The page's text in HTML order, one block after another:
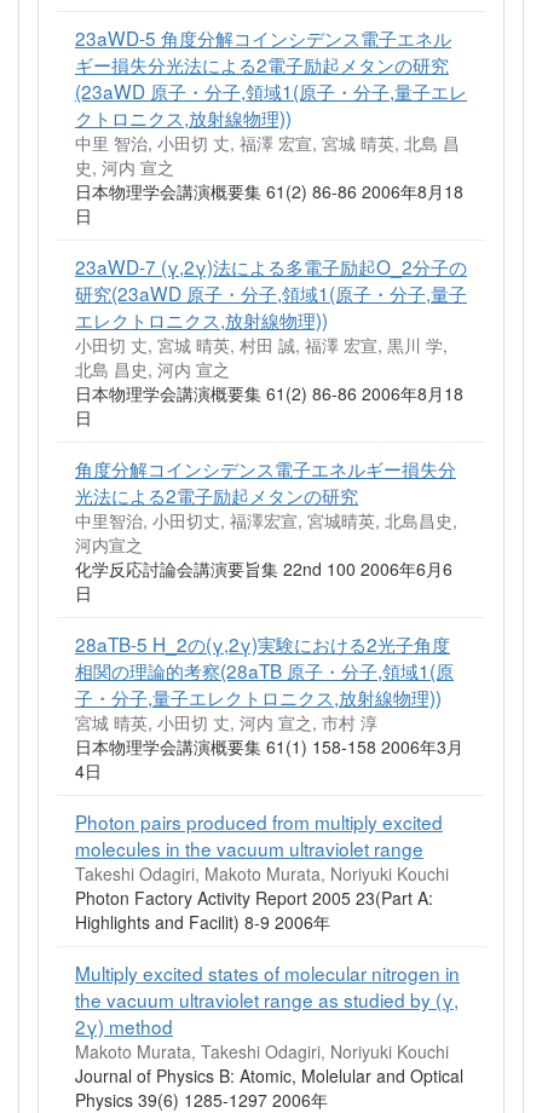
23aWD-5 角度分解コインシデンス電子エネル
ギー損失分光法による2電子励起メタンの研究
(23aWD 原子・分子,領域1(原子・分子,量子エレ
クトロニクス,放射線物理))
中里 智治, 小田切 丈, 福澤 宏宣, 宮城 晴英, 北島 昌
史, 河内 宣之
日本物理学会講演概要集 61(2) 86-86 2006年8月18
日
23aWD-7 (γ,2γ)法による多電子励起O_2分子の
研究(23aWD 原子・分子,領域1(原子・分子,量子
エレクトロニクス,放射線物理))
小田切 丈, 宮城 晴英, 村田 誠, 福澤 宏宣, 黒川 学,
北島 昌史, 河内 宣之
日本物理学会講演概要集 61(2) 86-86 2006年8月18
日
角度分解コインシデンス電子エネルギー損失分
光法による2電子励起メタンの研究
中里智治, 小田切丈, 福澤宏宣, 宮城晴英, 北島昌史,
河内宣之
化学反応討論会講演要旨集 22nd 100 2006年6月6
日
28aTB-5 H_2の(γ,2γ)実験における2光子角度
相関の理論的考察(28aTB 原子・分子,領域1(原
子・分子,量子エレクトロニクス,放射線物理))
宮城 晴英, 小田切 丈, 河内 宣之, 市村 淳
日本物理学会講演概要集 61(1) 158-158 2006年3月
4日
Photon pairs produced from multiply excited
molecules in the vacuum ultraviolet range
Takeshi Odagiri, Makoto Murata, Noriyuki Kouchi
Photon Factory Activity Report 2005 23(Part A:
Highlights and Facilit) 8-9 2006年
Multiply excited states of molecular nitrogen in
the vacuum ultraviolet range as studied by (γ,
2γ) method
Makoto Murata, Takeshi Odagiri, Noriyuki Kouchi
Journal of Physics B: Atomic, Molelular and Optical
Physics 39(6) 1285-1297 2006年